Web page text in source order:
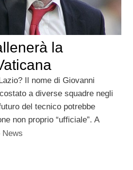
la
Il nome di Giovanni
a diverse squadre negli
del tecnico potrebbe
non proprio “ufficiale”. A
News